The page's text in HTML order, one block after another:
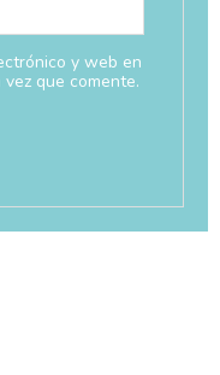
y web en
que comente.